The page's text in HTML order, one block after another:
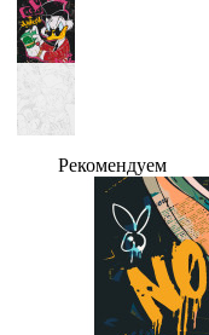
Рекомендуем